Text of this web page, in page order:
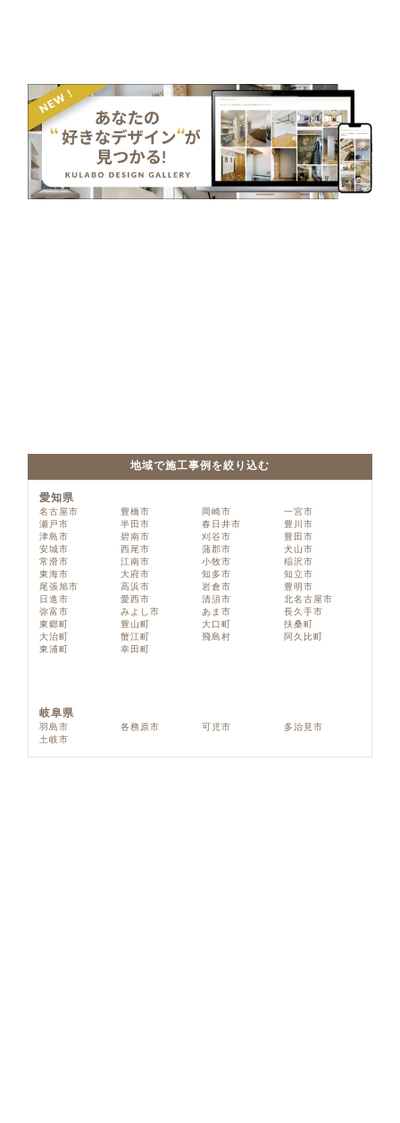
地域で施工事例を絞り込む
愛知県
名古屋市 豊橋市 岡崎市
一宮市
瀬戸市
半田市 春日井市
豊川市
津島市
碧南市 刈谷市
豊田市
安城市
西尾市 蒲郡市
犬山市
常滑市
江南市 小牧市
稲沢市
東海市
大府市 知多市
知立市
尾張旭市
高浜市 岩倉市
豊明市
日進市
愛西市 清須市
北名古屋市
弥富市
みよし市 あま市
長久手市
東郷町
豊山町 大口町
扶桑町
大治町
蟹江町 飛島村
阿久比町
東浦町
幸田町
岐阜県
羽島市 各務原市 可児市
多治見市
土岐市